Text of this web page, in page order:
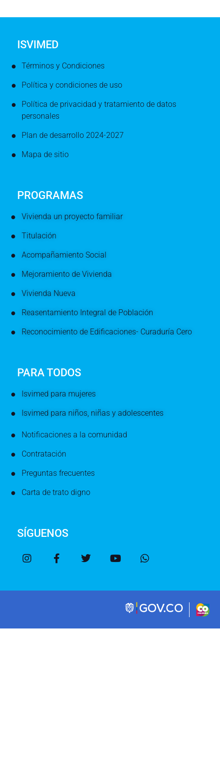
ISVIMED
Términos y Condiciones
Política y condiciones de uso
Política de privacidad y tratamiento de datos
personales
Plan de desarrollo 2024-2027
Mapa de sitio
PROGRAMAS
Vivienda un proyecto familiar
Titulación
Acompañamiento Social
Mejoramiento de Vivienda
Vivienda Nueva
Reasentamiento Integral de Población
Reconocimiento de Edificaciones- Curaduría Cero
PARA TODOS
Isvimed para mujeres
Isvimed para niños, niñas y adolescentes
Notificaciones a la comunidad
Contratación
Preguntas frecuentes
Carta de trato digno
SÍGUENOS